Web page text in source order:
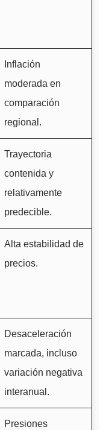
Inflación
moderada en
comparación
regional.
Trayectoria
contenida y
relativamente
predecible.
Alta estabilidad de
precios.
Desaceleración
marcada, incluso
variación negativa
interanual.
Presiones